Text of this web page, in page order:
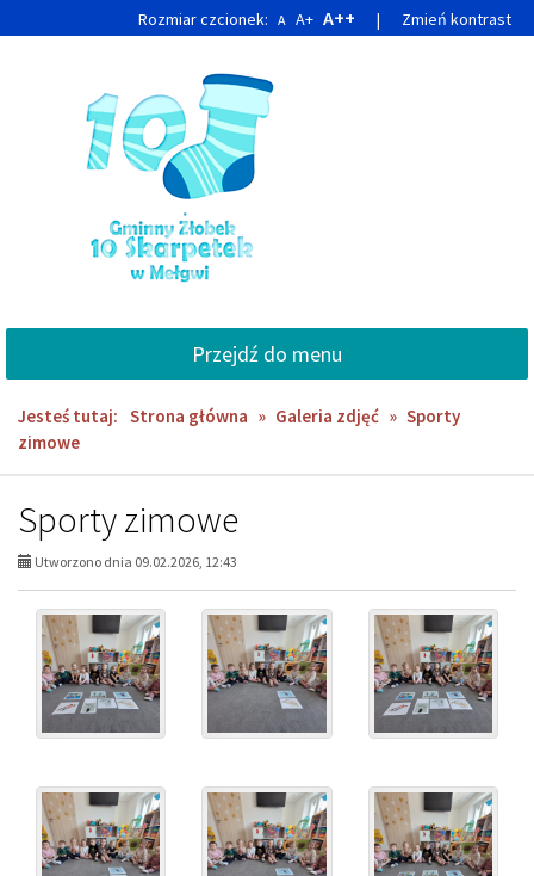
do
do
Rozmiar czcionek: A A+ A++ | Zmień kontrast
Przejdź do menu
Jesteś tutaj: Strona główna » Galeria zdjęć » Sporty
zimowe
Sporty zimowe
Utworzono dnia 09.02.2026, 12:43